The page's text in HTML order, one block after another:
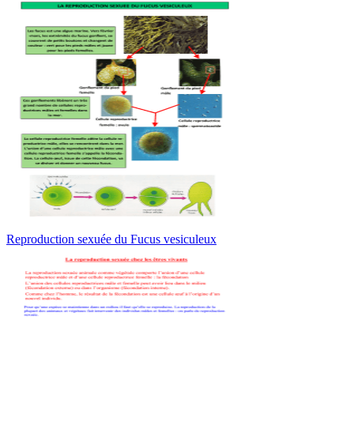
Reproduction sexuée du Fucus vesiculeux